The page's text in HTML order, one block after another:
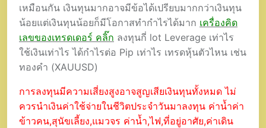
เหมือนกัน เงินทุนมากอาจมีข้อได้เปรียบมากกว่าเงินทุน
น้อยแต่เงินทุนน้อยก็มีโอกาสทำกำไรได้มาก เครื่องคิด
เลขของเทรดเดอร์ คลิ๊ก ลงทุนกี่ lot Leverage เท่าไร
ใช้เงินเท่าไร ได้กำไรต่อ Pip เท่าไร เทรดหุ้นตัวไหน เช่น
ทองคำ (XAUUSD)
การลงทุนมีความเสี่ยงสูงอาจสูญเสียเงินทุนทั้งหมด ไม่
ควรนำเงินค่าใช้จ่ายในชีวิตประจำวันมาลงทุน ค่าน้ำค่า
ข้าวคน,สุนัขเลี้ยง,แมวจร ค่าน้ำ,ไฟ,ที่อยู่อาศัย,ค่าเดิน